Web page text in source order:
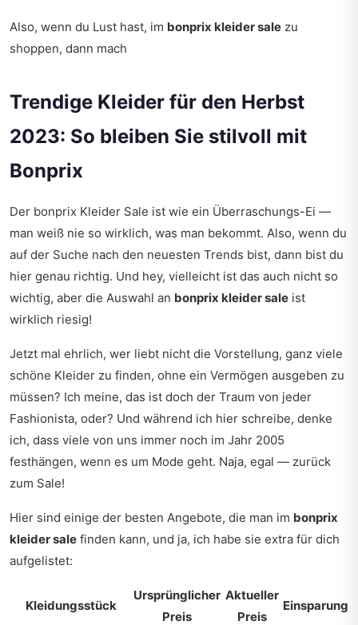
Also, wenn du Lust hast, im bonprix kleider sale zu
shoppen, dann mach
Trendige Kleider für den Herbst
2023: So bleiben Sie stilvoll mit
Bonprix
Der bonprix Kleider Sale ist wie ein Überraschungs-Ei —
man weiß nie so wirklich, was man bekommt. Also, wenn du
auf der Suche nach den neuesten Trends bist, dann bist du
hier genau richtig. Und hey, vielleicht ist das auch nicht so
wichtig, aber die Auswahl an bonprix kleider sale ist
wirklich riesig!
Jetzt mal ehrlich, wer liebt nicht die Vorstellung, ganz viele
schöne Kleider zu finden, ohne ein Vermögen ausgeben zu
müssen? Ich meine, das ist doch der Traum von jeder
Fashionista, oder? Und während ich hier schreibe, denke
ich, dass viele von uns immer noch im Jahr 2005
festhängen, wenn es um Mode geht. Naja, egal — zurück
zum Sale!
Hier sind einige der besten Angebote, die man im bonprix
kleider sale finden kann, und ja, ich habe sie extra für dich
aufgelistet:
Kleidungsstück
Ursprünglicher
Preis
Aktueller
Preis
Einsparung